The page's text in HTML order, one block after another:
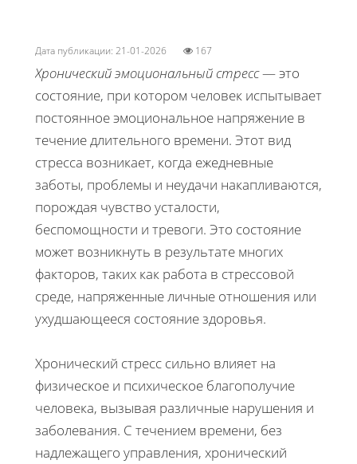
Дата публикации: 21-01-2026 167
Хронический эмоциональный стресс— это
состояние, при котором человек испытывает
постоянное эмоциональное напряжение в
течение длительного времени. Этот вид
стресса возникает, когда ежедневные
заботы, проблемы и неудачи накапливаются,
порождая чувство усталости,
беспомощности и тревоги. Это состояние
может возникнуть в результате многих
факторов, таких как работа в стрессовой
среде, напряженные личные отношения или
ухудшающееся состояние здоровья.
Хронический стресс сильно влияет на
физическое и психическое благополучие
человека, вызывая различные нарушения и
заболевания. С течением времени, без
надлежащего управления, хронический